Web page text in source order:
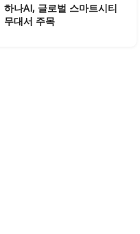
하나AI, 글로벌 스마트시티
무대서 주목